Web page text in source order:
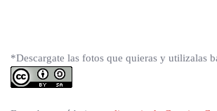
*Descargate las fotos que quieras y utilizalas